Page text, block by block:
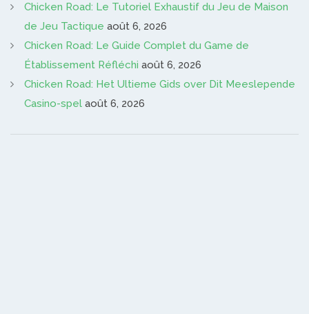
Chicken Road: Le Tutoriel Exhaustif du Jeu de Maison
de Jeu Tactique août 6, 2026
Chicken Road: Le Guide Complet du Game de
Établissement Réfléchi août 6, 2026
Chicken Road: Het Ultieme Gids over Dit Meeslepende
Casino-spel août 6, 2026